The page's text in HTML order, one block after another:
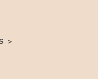
>